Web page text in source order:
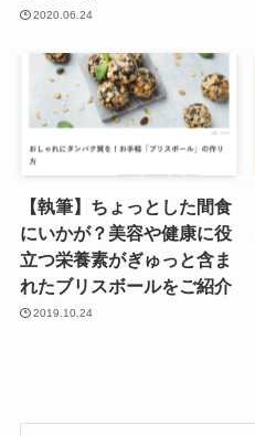
2020.06.24
【執筆】ちょっとした間食
にいかが？美容や健康に役
立つ栄養素がぎゅっと含ま
れたブリスボールをご紹介
2019.10.24